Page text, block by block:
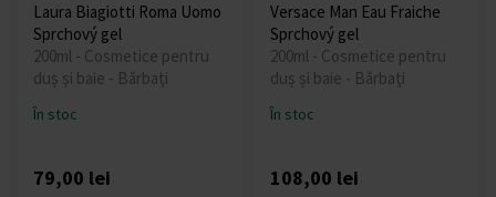
Laura Biagiotti Roma Uomo
Sprchový gel
200ml - Cosmetice pentru
duș și baie - Bărbați
În stoc
79,00 lei
Versace Man Eau Fraiche
Sprchový gel
200ml - Cosmetice pentru
duș și baie - Bărbați
În stoc
108,00 lei